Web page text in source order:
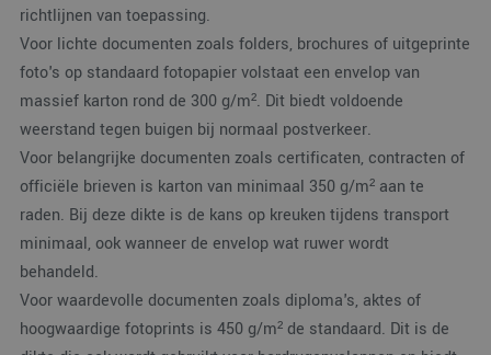
richtlijnen van toepassing.
Voor lichte documenten zoals folders, brochures of uitgeprinte
foto's op standaard fotopapier volstaat een envelop van
massief karton rond de 300 g/m². Dit biedt voldoende
weerstand tegen buigen bij normaal postverkeer.
Voor belangrijke documenten zoals certificaten, contracten of
officiële brieven is karton van minimaal 350 g/m² aan te
raden. Bij deze dikte is de kans op kreuken tijdens transport
minimaal, ook wanneer de envelop wat ruwer wordt
behandeld.
Voor waardevolle documenten zoals diploma's, aktes of
hoogwaardige fotoprints is 450 g/m² de standaard. Dit is de